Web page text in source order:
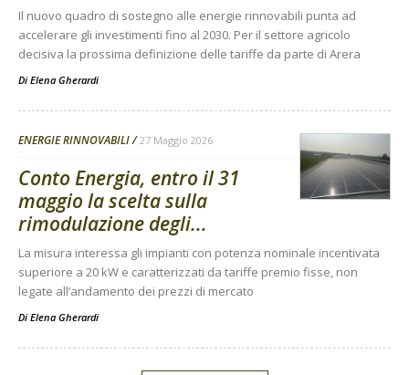
Il nuovo quadro di sostegno alle energie rinnovabili punta ad
accelerare gli investimenti fino al 2030. Per il settore agricolo
decisiva la prossima definizione delle tariffe da parte di Arera
Di Elena Gherardi
ENERGIE RINNOVABILI 27 Maggio 2026
Conto Energia, entro il 31
maggio la scelta sulla
rimodulazione degli...
La misura interessa gli impianti con potenza nominale incentivata
superiore a 20 kW e caratterizzati da tariffe premio fisse, non
legate all’andamento dei prezzi di mercato
Di Elena Gherardi